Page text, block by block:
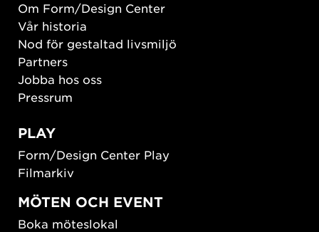
Om Form/Design Center
Vår historia
Nod för gestaltad livsmiljö
Partners
Jobba hos oss
Pressrum
PLAY
Form/Design Center Play
Filmarkiv
MÖTEN OCH EVENT
Boka möteslokal